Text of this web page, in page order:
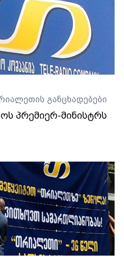
განცხადებები
პრემიერ-მინისტრს